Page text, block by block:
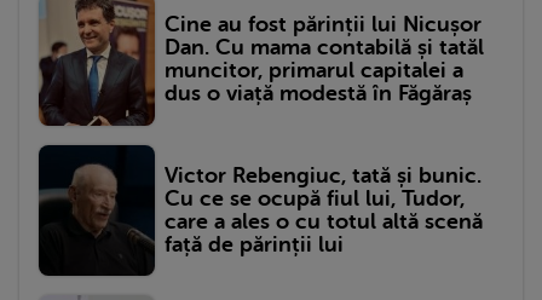
Cine au fost părinții lui Nicușor
Dan. Cu mama contabilă și tatăl
muncitor, primarul capitalei a
dus o viață modestă în Făgăraș
Victor Rebengiuc, tată și bunic.
Cu ce se ocupă fiul lui, Tudor,
care a ales o cu totul altă scenă
față de părinții lui